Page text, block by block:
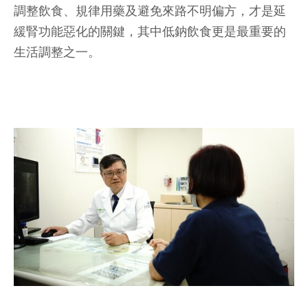
調整飲食、規律用藥及避免來路不明偏方，才是延
緩腎功能惡化的關鍵，其中低鈉飲食更是最重要的
生活調整之一。